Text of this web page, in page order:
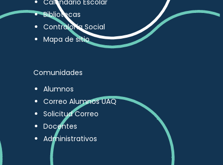
Calendario Escolar
Bibliotecas
Contraloría Social
Mapa de sitio
Comunidades
Alumnos
Correo Alumnos UAQ
Solicitud Correo
Docentes
Administrativos